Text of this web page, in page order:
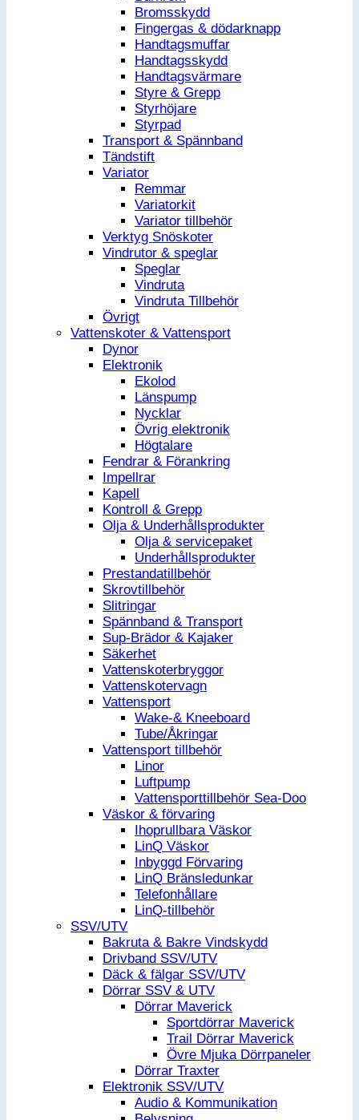
Bromsskydd
Fingergas & dödarknapp
Handtagsmuffar
Handtagsskydd
Handtagsvärmare
Styre & Grepp
Styrhöjare
Styrpad
Transport & Spännband
Tändstift
Variator
Remmar
Variatorkit
Variator tillbehör
Verktyg Snöskoter
Vindrutor & speglar
Speglar
Vindruta
Vindruta Tillbehör
Övrigt
Vattenskoter & Vattensport
Dynor
Elektronik
Ekolod
Länspump
Nycklar
Övrig elektronik
Högtalare
Fendrar & Förankring
Impellrar
Kapell
Kontroll & Grepp
Olja & Underhållsprodukter
Olja & servicepaket
Underhållsprodukter
Prestandatillbehör
Skrovtillbehör
Slitringar
Spännband & Transport
Sup-Brädor & Kajaker
Säkerhet
Vattenskoterbryggor
Vattenskotervagn
Vattensport
Wake-& Kneeboard
Tube/Åkringar
Vattensport tillbehör
Linor
Luftpump
Vattensporttillbehör Sea-Doo
Väskor & förvaring
Ihoprullbara Väskor
LinQ Väskor
Inbyggd Förvaring
LinQ Bränsledunkar
Telefonhållare
LinQ-tillbehör
SSV/UTV
Bakruta & Bakre Vindskydd
Drivband SSV/UTV
Däck & fälgar SSV/UTV
Dörrar SSV & UTV
Dörrar Maverick
Sportdörrar Maverick
Trail Dörrar Maverick
Övre Mjuka Dörrpaneler
Dörrar Traxter
Elektronik SSV/UTV
Audio & Kommunikation